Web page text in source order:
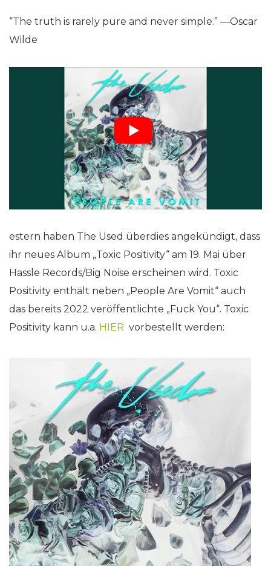
“The truth is rarely pure and never simple.” —Oscar
Wilde
estern haben The Used überdies angekündigt, dass
ihr neues Album „Toxic Positivity“ am 19. Mai über
Hassle Records/Big Noise erscheinen wird. Toxic
Positivity enthält neben „People Are Vomit“ auch
das bereits 2022 veröffentlichte „Fuck You“. Toxic
Positivity kann u.a. HIER vorbestellt werden: